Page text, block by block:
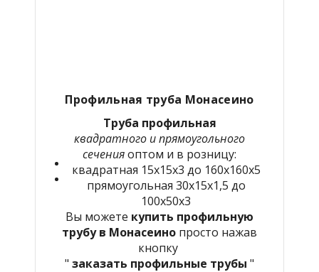
Профильная труба Монасеино
Труба профильная
квадратного и прямоугольного
сеченияоптом и в розницу:
квадратная 15х15х3 до 160х160х5
прямоугольная 30х15х1,5 до
100х50х3
Вы можете купить профильную
трубу в Монасеино просто нажав
кнопку
" заказать профильные трубы "